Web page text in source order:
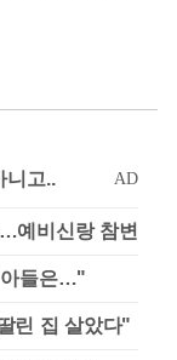
예비신랑 참변
아들은…"
린 집 살았다"